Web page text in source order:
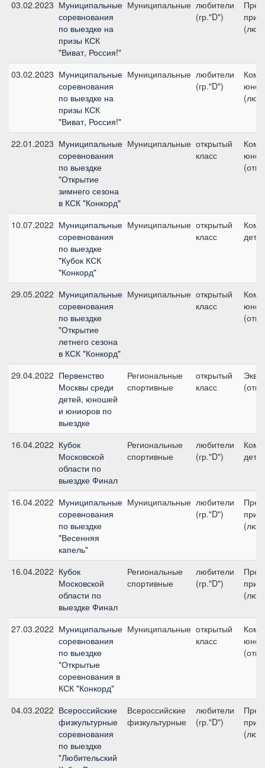
03.02.2023 Муниципальные
соревнования
по выездке на
призы КСК
"Виват, Россия!"
Муниципальные любители
(гр."D")
03.02.2023 Муниципальные
соревнования
по выездке на
призы КСК
"Виват, Россия!"
Муниципальные любители
(гр."D")
22.01.2023 Муниципальные
соревнования
по выездке
"Открытие
зимнего сезона
в КСК "Конкорд"
Муниципальные открытый
класс
10.07.2022 Муниципальные
соревнования
по выездке
"Кубок КСК
"Конкорд"
Муниципальные открытый
класс
дети
29.05.2022 Муниципальные
соревнования
по выездке
"Открытие
летнего сезона
в КСК "Конкорд"
Муниципальные открытый
класс
29.04.2022 Первенство
Москвы среди
детей, юношей
и юниоров по
выездке
Региональные
спортивные
открытый
класс
16.04.2022 Кубок
Московской
области по
выездке Финал
Региональные
спортивные
любители
(гр."D")
дети
16.04.2022 Муниципальные
соревнования
по выездке
"Весенняя
капель"
Муниципальные любители
(гр."D")
16.04.2022 Кубок
Московской
области по
выездке Финал
Региональные
спортивные
любители
(гр."D")
приз
27.03.2022 Муниципальные
соревнования
по выездке
"Открытые
соревнования в
КСК "Конкорд"
Муниципальные открытый
класс
04.03.2022 Всероссийские
физкультурные
соревнования
по выездке
"Любительский
Всероссийские
физкультурные
любители
(гр."D")
приз